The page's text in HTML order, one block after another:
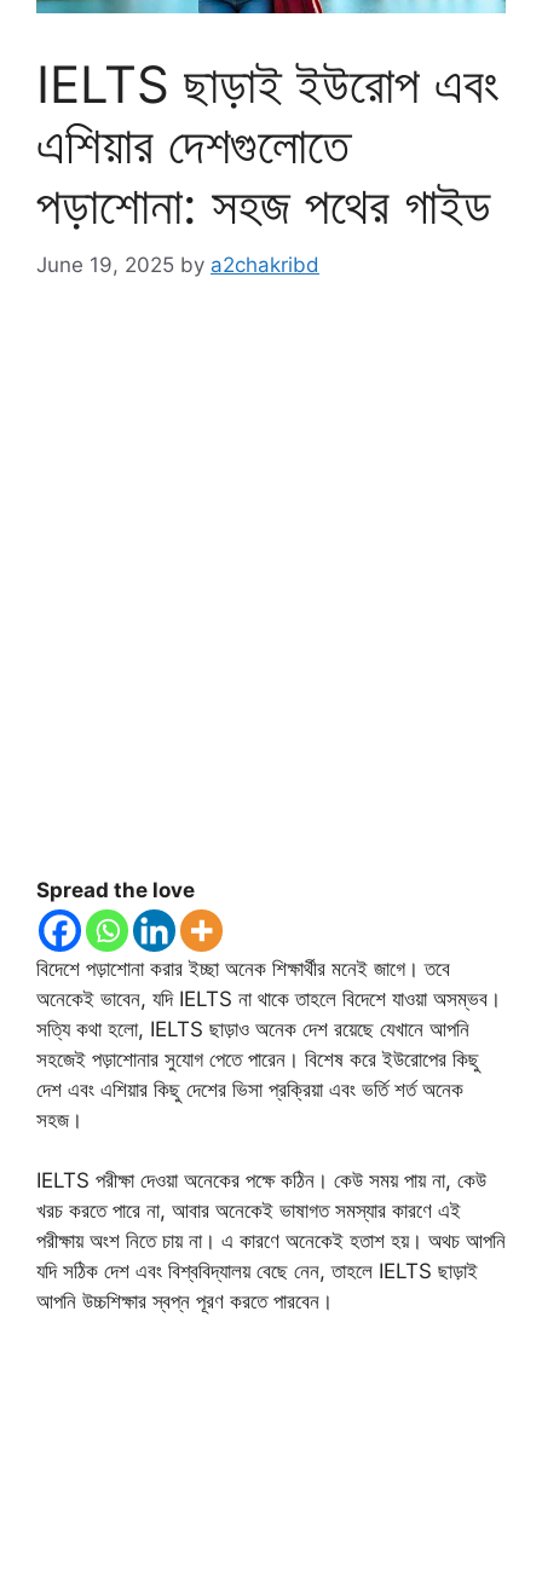
IELTS ছাড়াই ইউরোপ এবং
এশিয়ার দেশগুলোতে
পড়াশোনা: সহজ পথের গাইড
June 19, 2025 by a2chakribd
Spread the love
বিদেশে পড়াশোনা করার ইচ্ছা অনেক শিক্ষার্থীর মনেই জাগে। তবে
অনেকেই ভাবেন, যদি IELTS না থাকে তাহলে বিদেশে যাওয়া অসম্ভব।
সত্যি কথা হলো, IELTS ছাড়াও অনেক দেশ রয়েছে যেখানে আপনি
সহজেই পড়াশোনার সুযোগ পেতে পারেন। বিশেষ করে ইউরোপের কিছু
দেশ এবং এশিয়ার কিছু দেশের ভিসা প্রক্রিয়া এবং ভর্তি শর্ত অনেক
সহজ।
IELTS পরীক্ষা দেওয়া অনেকের পক্ষে কঠিন। কেউ সময় পায় না, কেউ
খরচ করতে পারে না, আবার অনেকেই ভাষাগত সমস্যার কারণে এই
পরীক্ষায় অংশ নিতে চায় না। এ কারণে অনেকেই হতাশ হয়। অথচ আপনি
যদি সঠিক দেশ এবং বিশ্ববিদ্যালয় বেছে নেন, তাহলে IELTS ছাড়াই
আপনি উচ্চশিক্ষার স্বপ্ন পূরণ করতে পারবেন।